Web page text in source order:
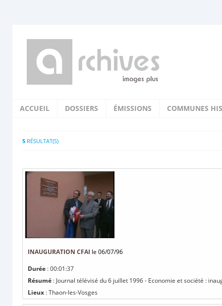
ACCUEIL DOSSIERS ÉMISSIONS COMMUNES
5 RÉSULTAT(S)
INAUGURATION CFAI le 06/07/96
Durée : 00:01:37
Résumé : Journal télévisé du 6 juillet 1996 - Economie et société :
Lieux : Thaon-les-Vosges